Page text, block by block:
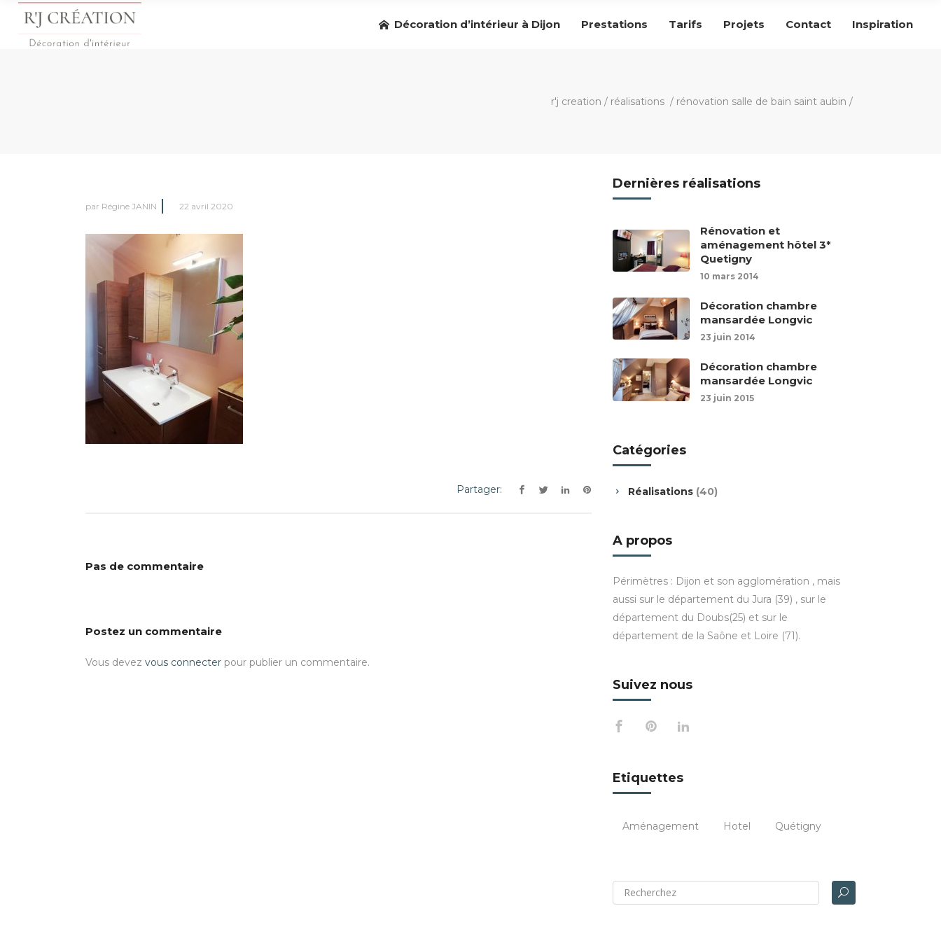
Décoration d’intérieur à Dijon Prestations Tarifs Projets Contact Inspiration
r'j creation / réalisations / rénovation salle de bain saint aubin /
par Régine JANIN 22 avril 2020
Partager:
Pas de commentaire
Postez un commentaire
Vous devez vous connecter pour publier un commentaire.
Dernières réalisations
Rénovation et
aménagement hôtel 3*
Quetigny
10 mars 2014
Décoration chambre
mansardée Longvic
23 juin 2014
Décoration chambre
mansardée Longvic
23 juin 2015
Catégories
Réalisations (40)
A propos
Périmètres : Dijon et son agglomération , mais
aussi sur le département du Jura (39) , sur le
département du Doubs(25) et sur le
département de la Saône et Loire (71).
Suivez nous
Etiquettes
Aménagement Hotel Quétigny